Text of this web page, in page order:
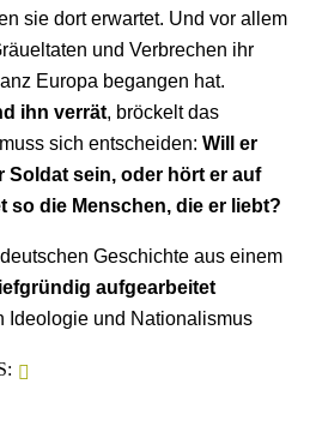
sie dort erwartet. Und vor allem
und Verbrechen ihr
Europa begangen hat.
ihn verrät, bröckelt das
sich entscheiden: Will er
sein, oder hört er auf
so die Menschen, die er liebt?
Geschichte aus einem
aufgearbeitet
Ideologie und Nationalismus